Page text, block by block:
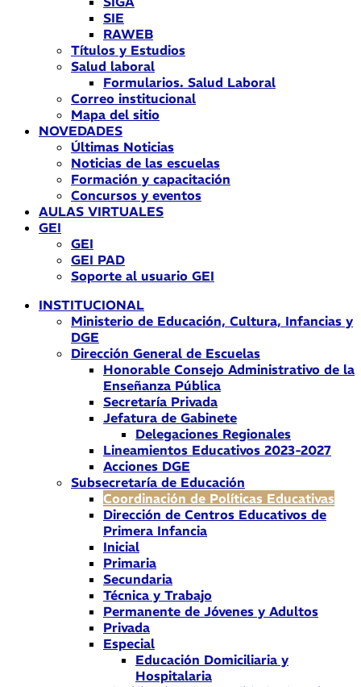
SIE
RAWEB
Títulos y Estudios
Salud laboral
Formularios. Salud Laboral
Correo institucional
Mapa del sitio
NOVEDADES
Últimas Noticias
Noticias de las escuelas
Formación y capacitación
Concursos y eventos
AULAS VIRTUALES
GEI
GEI
GEI PAD
Soporte al usuario GEI
INSTITUCIONAL
Ministerio de Educación, Cultura, Infancias y
DGE
Dirección General de Escuelas
Honorable Consejo Administrativo de la
Enseñanza Pública
Secretaría Privada
Jefatura de Gabinete
Delegaciones Regionales
Lineamientos Educativos 2023-2027
Acciones DGE
Subsecretaría de Educación
Coordinación de Políticas Educativas
Dirección de Centros Educativos de
Primera Infancia
Inicial
Primaria
Secundaria
Técnica y Trabajo
Permanente de Jóvenes y Adultos
Privada
Especial
Educación Domiciliaria y
Hospitalaria